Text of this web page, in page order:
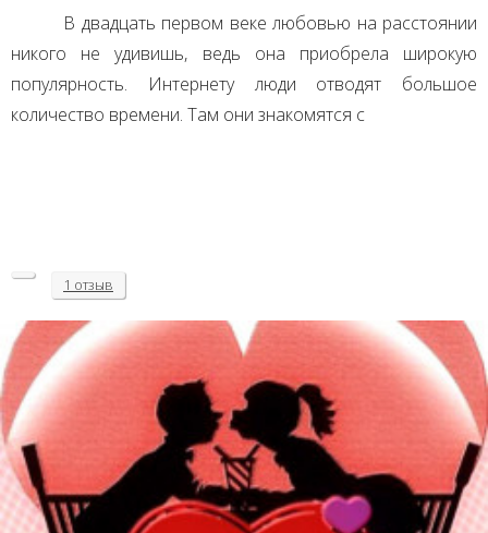
В двадцать первом веке любовью на расстоянии
никого не удивишь, ведь она приобрела широкую
популярность. Интернету люди отводят большое
количество времени. Там они знакомятся с
1 отзыв